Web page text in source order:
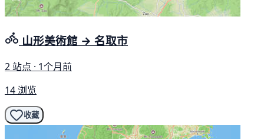
山形美術館 → 名取市
2 站点 · 1个月前
14 浏览
收藏